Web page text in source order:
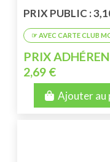
PRIX PUBLIC :
PRIX
2,69 €
Ajouter au